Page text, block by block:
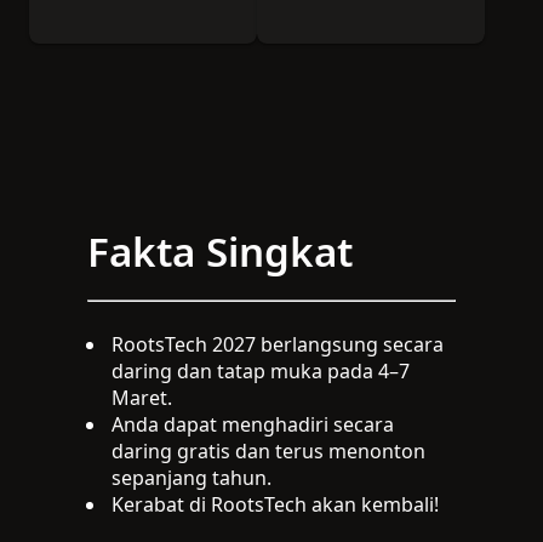
Fakta Singkat
RootsTech 2027 berlangsung secara
daring dan tatap muka pada 4–7
Maret.
Anda dapat menghadiri secara
daring gratis dan terus menonton
sepanjang tahun.
Kerabat di RootsTech akan kembali!